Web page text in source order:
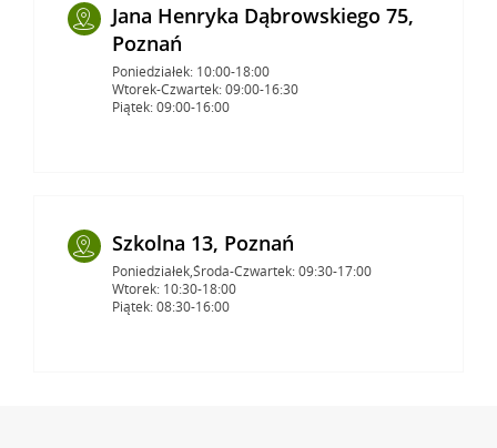
Jana Henryka Dąbrowskiego 75,
Poznań
Poniedziałek: 10:00-18:00
Wtorek-Czwartek: 09:00-16:30
Piątek: 09:00-16:00
Szkolna 13, Poznań
Poniedziałek,Środa-Czwartek: 09:30-17:00
Wtorek: 10:30-18:00
Piątek: 08:30-16:00